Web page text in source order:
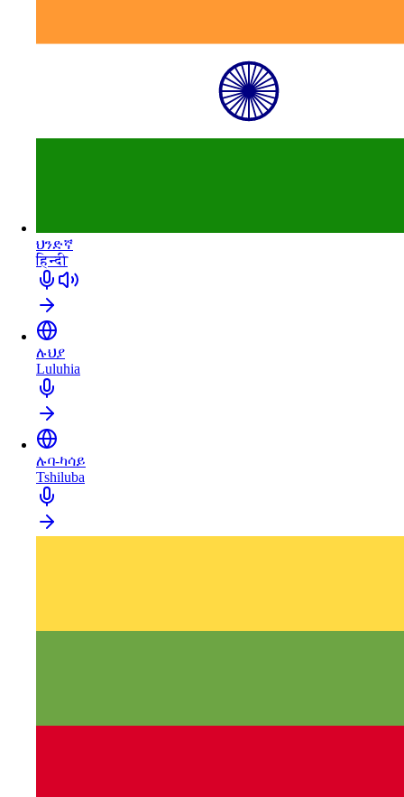
ህንድኛ
हिन्दी
ሉህያ
Luluhia
ሉባ-ካሳይ
Tshiluba